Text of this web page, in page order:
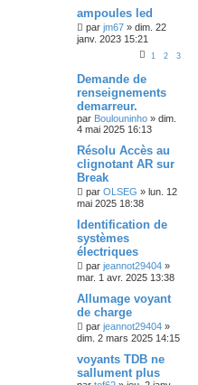
ampoules led
par jm67 » dim. 22
janv. 2023 15:21
1 2 3
Demande de
renseignements
demarreur.
par Boulouninho » dim.
4 mai 2025 16:13
Résolu Accès au
clignotant AR sur
Break
par OLSEG » lun. 12
mai 2025 18:38
Identification de
systèmes
électriques
par jeannot29404 »
mar. 1 avr. 2025 13:38
Allumage voyant
de charge
par jeannot29404 »
dim. 2 mars 2025 14:15
voyants TDB ne
sallument plus